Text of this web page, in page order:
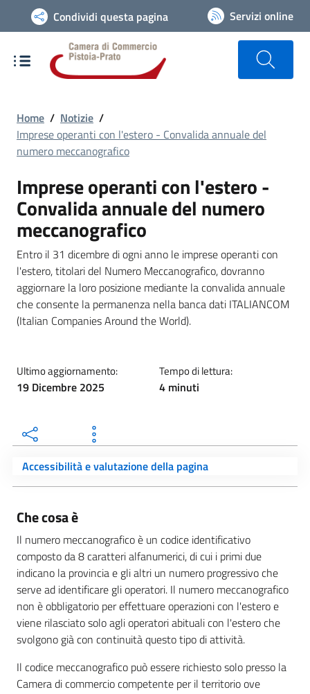
Vai alla navigazione del sito
Condividi questa pagina Servizi online
Home / Notizie /
Imprese operanti con l'estero - Convalida annuale del
numero meccanografico
Imprese operanti con l'estero -
Convalida annuale del numero
meccanografico
Entro il 31 dicembre di ogni anno le imprese operanti con
l'estero, titolari del Numero Meccanografico, dovranno
aggiornare la loro posizione mediante la convalida annuale
che consente la permanenza nella banca dati ITALIANCOM
(Italian Companies Around the World).
Ultimo aggiornamento:
19 Dicembre 2025
Tempo di lettura:
4 minuti
Accessibilità e valutazione della pagina
Che cosa è
Il numero meccanografico è un codice identificativo
composto da 8 caratteri alfanumerici, di cui i primi due
indicano la provincia e gli altri un numero progressivo che
serve ad identificare gli operatori. Il numero meccanografico
non è obbligatorio per effettuare operazioni con l'estero e
viene rilasciato solo agli operatori abituali con l'estero che
svolgono già con continuità questo tipo di attività.
Il codice meccanografico può essere richiesto solo presso la
Camera di commercio competente per il territorio ove